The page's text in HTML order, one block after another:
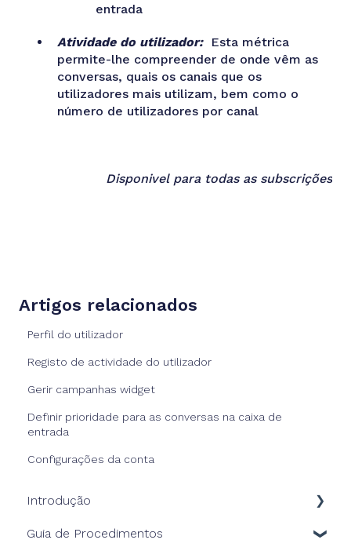
entrada
Atividade do utilizador: Esta métrica
permite-lhe compreender de onde vêm as
conversas, quais os canais que os
utilizadores mais utilizam, bem como o
número de utilizadores por canal
Disponivel para todas as subscrições
Artigos relacionados
Perfil do utilizador
Registo de actividade do utilizador
Gerir campanhas widget
Definir prioridade para as conversas na caixa de
entrada
Configurações da conta
Introdução
A nossa solução
Guia de Procedimentos